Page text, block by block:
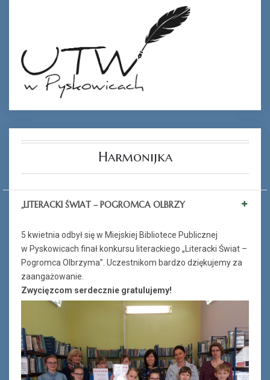
Harmonijka
„LITERACKI ŚWIAT – POGROMCA OLBRZY
5 kwietnia odbył się w Miejskiej Bibliotece Publicznej
w Pyskowicach finał konkursu literackiego „Literacki Świat –
Pogromca Olbrzyma”. Uczestnikom bardzo dziękujemy za
zaangażowanie.
Zwycięzcom serdecznie gratulujemy!